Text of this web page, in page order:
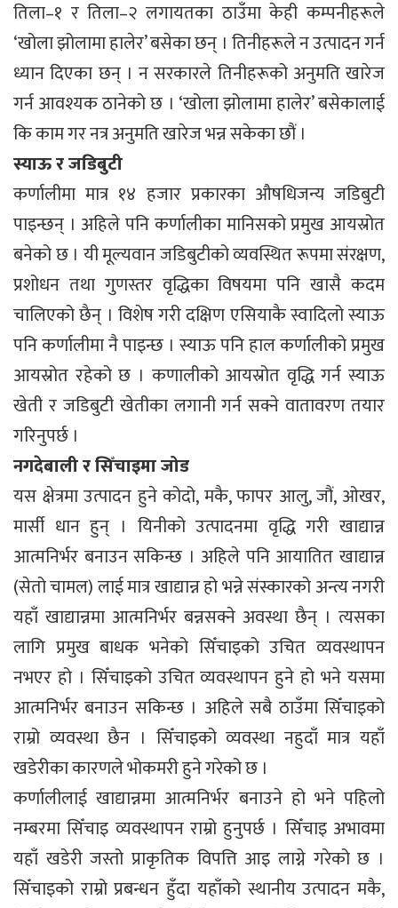
तिला–१ र तिला–२ लगायतका ठाउँमा केही कम्पनीहरूले
‘खोला झोलामा हालेर’ बसेका छन् । तिनीहरूले न उत्पादन गर्न
ध्यान दिएका छन् । न सरकारले तिनीहरूको अनुमति खारेज
गर्न आवश्यक ठानेको छ । ‘खोला झोलामा हालेर’ बसेकालाई
कि काम गर नत्र अनुमति खारेज भन्न सकेका छौं ।
स्याऊ र जडिबुटी
कर्णालीमा मात्र १४ हजार प्रकारका औषधिजन्य जडिबुटी
पाइन्छन् । अहिले पनि कर्णालीका मानिसको प्रमुख आयस्रोत
बनेको छ । यी मूल्यवान जडिबुटीको व्यवस्थित रूपमा संरक्षण,
प्रशोधन तथा गुणस्तर वृद्धिका विषयमा पनि खासै कदम
चालिएको छैन् । विशेष गरी दक्षिण एसियाकै स्वादिलो स्याऊ
पनि कर्णालीमा नै पाइन्छ । स्याऊ पनि हाल कर्णालीको प्रमुख
आयस्रोत रहेको छ । कणालीको आयस्रोत वृद्धि गर्न स्याऊ
खेती र जडिबुटी खेतीका लगानी गर्न सक्ने वातावरण तयार
गरिनुपर्छ ।
नगदेबाली र सिँचाइमा जोड
यस क्षेत्रमा उत्पादन हुने कोदो, मकै, फापर आलु, जौं, ओखर,
मार्सी धान हुन् । यिनीको उत्पादनमा वृद्धि गरी खाद्यान्न
आत्मनिर्भर बनाउन सकिन्छ । अहिले पनि आयातित खाद्यान्न
(सेतो चामल) लाई मात्र खाद्यान्न हो भन्ने संस्कारको अन्त्य नगरी
यहाँ खाद्यान्नमा आत्मनिर्भर बन्नसक्ने अवस्था छैन् । त्यसका
लागि प्रमुख बाधक भनेको सिँचाइको उचित व्यवस्थापन
नभएर हो । सिँचाइको उचित व्यवस्थापन हुने हो भने यसमा
आत्मनिर्भर बनाउन सकिन्छ । अहिले सबै ठाउँमा सिँचाइको
राम्रो व्यवस्था छैन । सिँचाइको व्यवस्था नहुदाँ मात्र यहाँ
खडेरीका कारणले भोकमरी हुने गरेको छ ।
कर्णालीलाई खाद्यान्नमा आत्मनिर्भर बनाउने हो भने पहिलो
नम्बरमा सिँचाइ व्यवस्थापन राम्रो हुनुपर्छ । सिँचाइ अभावमा
यहाँ खडेरी जस्तो प्राकृतिक विपत्ति आइ लाग्ने गरेको छ ।
सिँचाइको राम्रो प्रबन्धन हुँदा यहाँको स्थानीय उत्पादन मकै,